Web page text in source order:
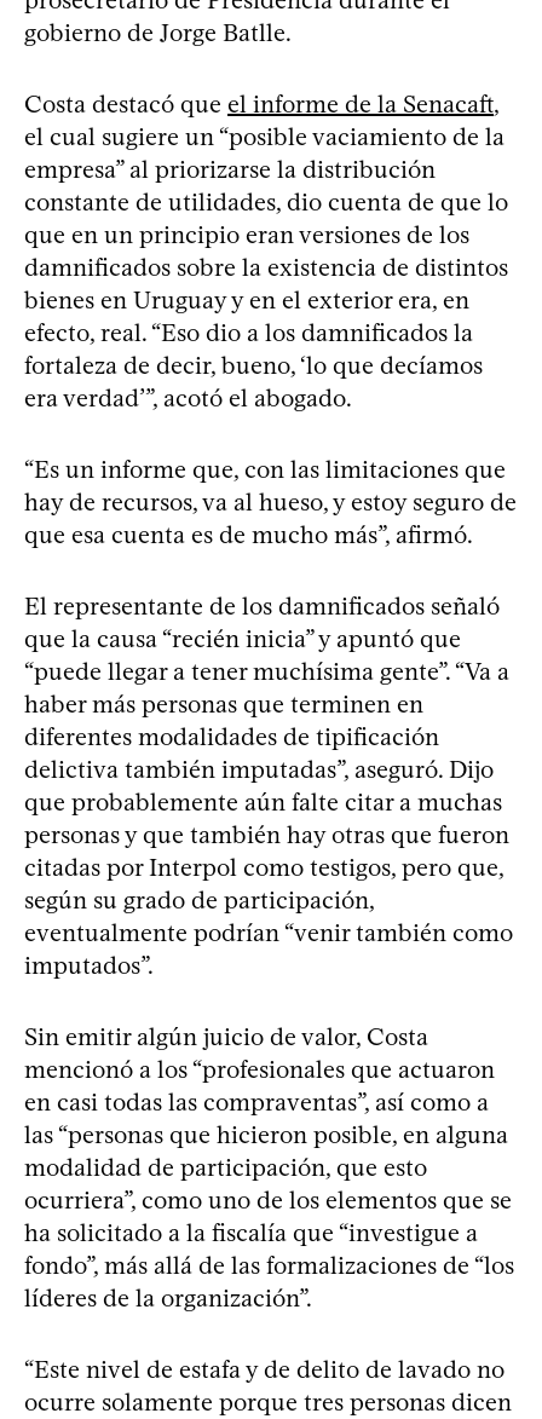
gobierno de Jorge Batlle.
Costa destacó que el informe de la Senacaft,
el cual sugiere un “posible vaciamiento de la
empresa” al priorizarse la distribución
constante de utilidades, dio cuenta de que lo
que en un principio eran versiones de los
damnificados sobre la existencia de distintos
bienes en Uruguay y en el exterior era, en
efecto, real. “Eso dio a los damnificados la
fortaleza de decir, bueno, ‘lo que decíamos
era verdad’”, acotó el abogado.
“Es un informe que, con las limitaciones que
hay de recursos, va al hueso, y estoy seguro de
que esa cuenta es de mucho más”, afirmó.
El representante de los damnificados señaló
que la causa “recién inicia” y apuntó que
“puede llegar a tener muchísima gente”. “Va a
haber más personas que terminen en
diferentes modalidades de tipificación
delictiva también imputadas”, aseguró. Dijo
que probablemente aún falte citar a muchas
personas y que también hay otras que fueron
citadas por Interpol como testigos, pero que,
según su grado de participación,
eventualmente podrían “venir también como
imputados”.
Sin emitir algún juicio de valor, Costa
mencionó a los “profesionales que actuaron
en casi todas las compraventas”, así como a
las “personas que hicieron posible, en alguna
modalidad de participación, que esto
ocurriera”, como uno de los elementos que se
ha solicitado a la fiscalía que “investigue a
fondo”, más allá de las formalizaciones de “los
líderes de la organización”.
“Este nivel de estafa y de delito de lavado no
ocurre solamente porque tres personas dicen